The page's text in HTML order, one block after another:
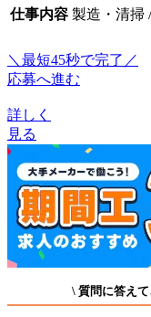
仕事内容 製造・清掃
＼最短45秒で完了／
応募へ進む
詳しく
見る
\ 質問に答えて